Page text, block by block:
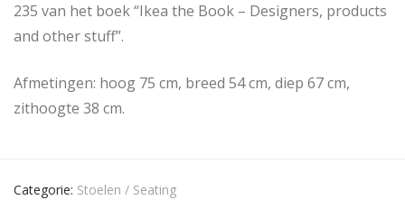
235 van het boek “Ikea the Book – Designers, products
and other stuff”.
Afmetingen: hoog 75 cm, breed 54 cm, diep 67 cm,
zithoogte 38 cm.
Categorie: Stoelen / Seating